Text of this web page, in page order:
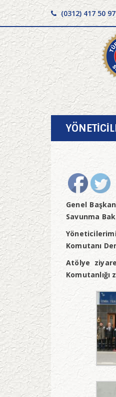
(0312) 417 50
Genel
Savunma
Komutanı
Atölye